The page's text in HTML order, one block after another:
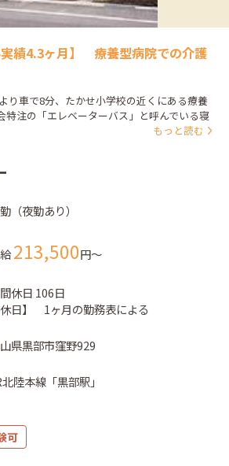
実績4.3ヶ月】 療養型病院での介護
り車で8分、たかせ小学校の近くにある療養
特注の「エレベーターバス」と呼んでいる寝
もっと読む
（夜勤あり）
213,500円〜
休日 106日
休日】 1ヶ月の勤務表による
県黒部市窪野929
陸本線「黒部駅」
可